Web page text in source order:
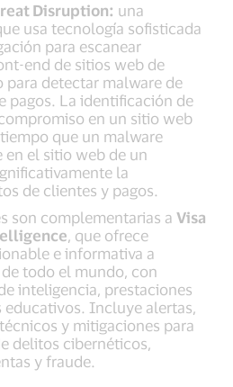
Disruption: una
usa tecnología sofisticada
para escanear
end de sitios web de
detectar malware de
pagos. La identificación de
en un sitio web
que un malware
en el sitio web de un
la
de clientes y pagos.
son complementarias a Visa
, que ofrece
e informativa a
todo el mundo, con
inteligencia, prestaciones
educativos. Incluye alertas,
y mitigaciones para
delitos cibernéticos,
y fraude.